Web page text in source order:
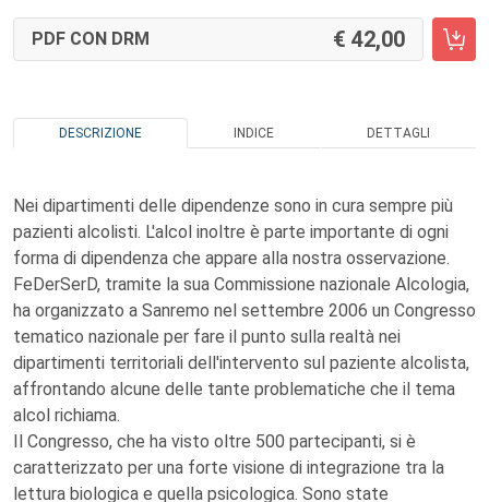
PDF CON DRM 42,00
DESCRIZIONE INDICE DETTAGLI
Nei dipartimenti delle dipendenze sono in cura sempre più
pazienti alcolisti. L'alcol inoltre è parte importante di ogni
forma di dipendenza che appare alla nostra osservazione.
FeDerSerD, tramite la sua Commissione nazionale Alcologia,
ha organizzato a Sanremo nel settembre 2006 un Congresso
tematico nazionale per fare il punto sulla realtà nei
dipartimenti territoriali dell'intervento sul paziente alcolista,
affrontando alcune delle tante problematiche che il tema
alcol richiama.
Il Congresso, che ha visto oltre 500 partecipanti, si è
caratterizzato per una forte visione di integrazione tra la
lettura biologica e quella psicologica. Sono state